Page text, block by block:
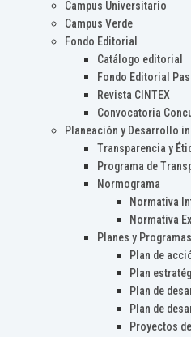
Campus Universitario
Campus Verde
Fondo Editorial
Catálogo editorial
Fondo Editorial
Revista CINTEX
Convocatoria
Planeación y Desarrollo
Transparencia y
Programa de
Normograma
Normativa
Normativa
Planes y Programas
Plan de
Plan
Plan de
Plan de
Proyectos